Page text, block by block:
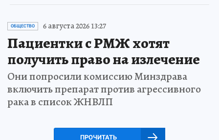
ОБЩЕСТВО 6 августа 2026 13:27
Пациентки с РМЖ хотят
получить право на излечение
Они попросили комиссию Минздрава
включить препарат против агрессивного
рака в список ЖНВЛП
ПРОЧИТАТЬ